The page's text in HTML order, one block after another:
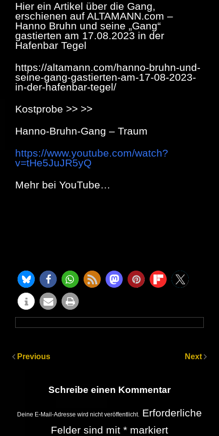
Hier ein Artikel über die Gang,
erschienen auf ALTAMANN.com –
Hanno Bruhn und seine „Gang“
gastierten am 17.08.2023 in der
Hafenbar Tegel
https://altamann.com/hanno-bruhn-und-
seine-gang-gastierten-am-17-08-2023-
in-der-hafenbar-tegel/
Kostprobe >> >>
Hanno-Bruhn-Gang – Traum
https://www.youtube.com/watch?
v=tHe5JuJR5yQ
Mehr bei YouTube…
Previous Next
Schreibe einen Kommentar
Deine E-Mail-Adresse wird nicht veröffentlicht. Erforderliche
Felder sind mit * markiert